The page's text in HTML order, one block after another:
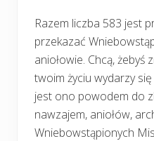
Razem liczba 583 jest
przekazać
aniołowie. Chcą, żebyś
twoim życiu wydarzy
jest ono powodem do
nawzajem, aniołów,
Wniebowstąpionych